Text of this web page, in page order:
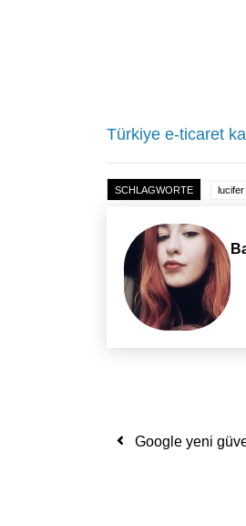
Türkiye e-ticaret
SCHLAGWORTE lucifer
Yazı
Google yeni